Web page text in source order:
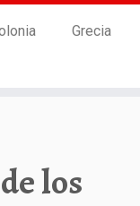
Grecia
los